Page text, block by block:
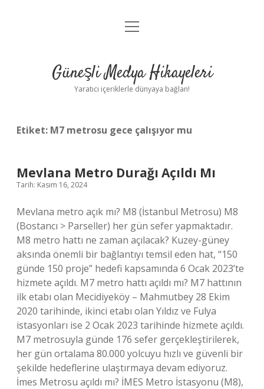
Anasayfa
Yasal Uyarı
menüyü
Güneşli Medya Hikayeleri
Yaratıcı içeriklerle dünyaya bağlan!
Etiket: M7 metrosu gece çalışıyor mu
Mevlana Metro Durağı Açıldı Mı
Tarih: Kasım 16, 2024
Mevlana metro açık mı? M8 (İstanbul Metrosu) M8
(Bostancı > Parseller) her gün sefer yapmaktadır.
M8 metro hattı ne zaman açılacak? Kuzey-güney
aksında önemli bir bağlantıyı temsil eden hat, “150
günde 150 proje” hedefi kapsamında 6 Ocak 2023’te
hizmete açıldı. M7 metro hattı açıldı mı? M7 hattının
ilk etabı olan Mecidiyeköy – Mahmutbey 28 Ekim
2020 tarihinde, ikinci etabı olan Yıldız ve Fulya
istasyonları ise 2 Ocak 2023 tarihinde hizmete açıldı.
M7 metrosuyla günde 176 sefer gerçekleştirilerek,
her gün ortalama 80.000 yolcuyu hızlı ve güvenli bir
şekilde hedeflerine ulaştırmaya devam ediyoruz.
İmes Metrosu açıldı mı? İMES Metro İstasyonu (M8),